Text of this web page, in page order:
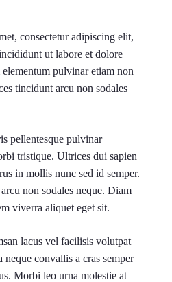
consectetur adipiscing elit,
ut labore et dolore
pulvinar etiam non
tincidunt arcu non sodales
pellentesque pulvinar
tristique. Ultrices dui sapien
in mollis nunc sed id semper.
non sodales neque. Diam
viverra aliquet eget sit.
lacus vel facilisis volutpat
neque convallis a cras semper
Morbi leo urna molestie at